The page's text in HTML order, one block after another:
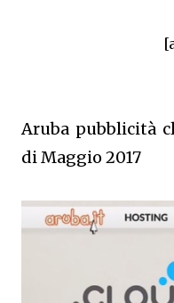
Aruba pubblicità
di Maggio 2017